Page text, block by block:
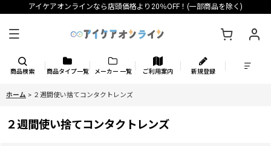
アイケアオンラインなら店頭価格より20％OFF！(一部商品を除く)
商品検索 商品タイプ一覧 メーカー 一覧 ご利用案内 新規登録
ホーム > ２週間使い捨てコンタクトレンズ
２週間使い捨てコンタクトレンズ